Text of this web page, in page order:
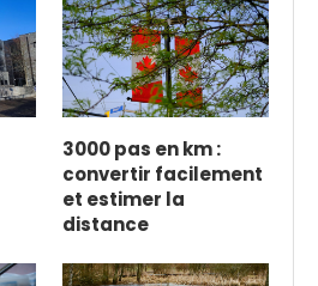
3000 pas en km :
convertir facilement
et estimer la
distance